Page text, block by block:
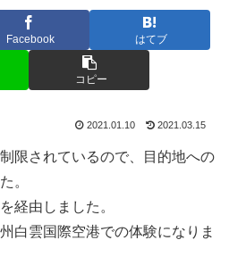
Facebook はてブ
コピー
2021.01.10 2021.03.15
限されているので、目的地への
。
経由しました。
白雲国際空港での体験になりま